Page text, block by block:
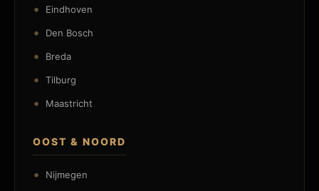
Eindhoven
Den Bosch
Breda
Tilburg
Maastricht
OOST & NOORD
Nijmegen